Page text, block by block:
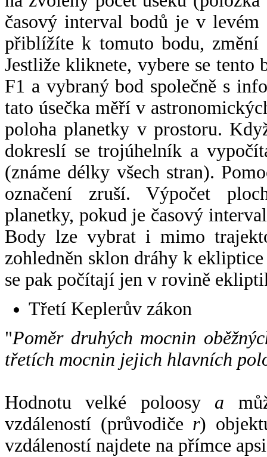
časový interval bodů je v
přiblížíte k tomuto bodu,
Jestliže kliknete, vybere se tento
F1 a vybraný bod společně s
tato úsečka měří v
poloha planetky v prostoru.
dokreslí se trojúhelník a
(známe délky všech stran).
označení zruší. Výpočet
planetky, pokud je časový
Body lze vybrat i mimo
zohledněn sklon dráhy k
se pak počítají jen v rovině
Třetí Keplerův zákon
"Poměr druhých mocnin
třetích mocnin jejich hlavních
Hodnotu velké poloosy a
vzdáleností (průvodiče r)
vzdáleností najdete na přímce